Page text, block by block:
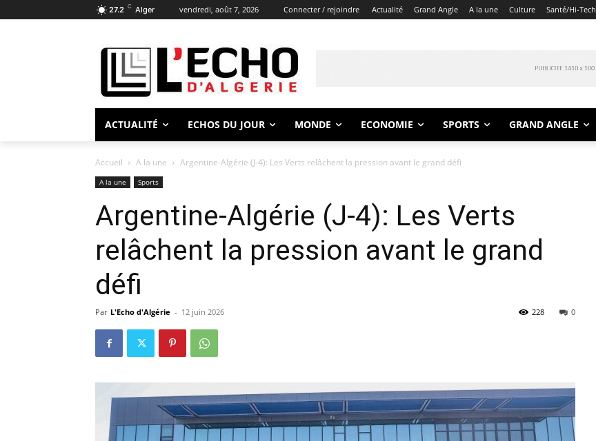
27.2 C Alger vendredi, août 7, 2026 Connecter / rejoindre Actualité Grand Angle A la une Culture Santé/Hi-Tech
ACTUALITÉ ECHOS DU JOUR MONDE ECONOMIE SPORTS GRAND ANGLE
Accueil A la une Argentine-Algérie (J-4): Les Verts relâchent la pression avant le grand défi
A la une Sports
Argentine-Algérie (J-4): Les Verts
relâchent la pression avant le grand
défi
Par L'Echo d'Algérie - 12 juin 2026 0
228